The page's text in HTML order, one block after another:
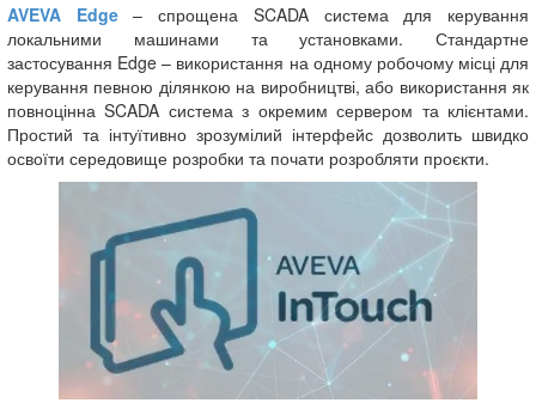
AVEVA Edge– спрощена SCADA система для керування
локальними машинами та установками. Стандартне
застосування Edge – використання на одному робочому місці для
керування певною ділянкою на виробництві, або використання як
повноцінна SCADA система з окремим сервером та клієнтами.
Простий та інтуїтивно зрозумілий інтерфейс дозволить швидко
освоїти середовище розробки та почати розробляти проєкти.